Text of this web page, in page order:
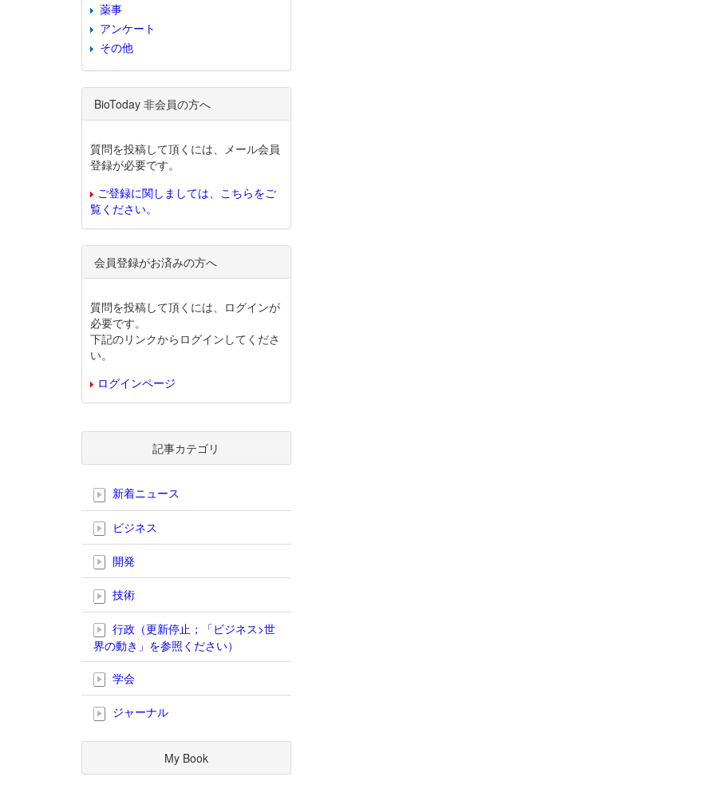
薬事
アンケート
その他
BioToday 非会員の方へ
質問を投稿して頂くには、メール会員
登録が必要です。
ご登録に関しましては、こちらをご
覧ください。
会員登録がお済みの方へ
質問を投稿して頂くには、ログインが
必要です。
下記のリンクからログインしてくださ
い。
ログインページ
記事カテゴリ
新着ニュース
ビジネス
開発
技術
行政（更新停止；「ビジネス>世
界の動き」を参照ください）
学会
ジャーナル
My Book